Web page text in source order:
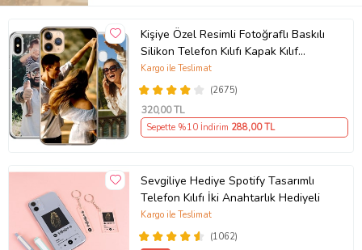
Kişiye Özel Resimli Fotoğraflı Baskılı
Silikon Telefon Kılıfı Kapak Kılıf
(Telefon Modelleri Açıklamada)
(2675)
Kargo ile Teslimat
320,00 TL
Sepette %10 İndirim 288,00 TL
Sevgiliye Hediye Spotify Tasarımlı
Telefon Kılıfı İki Anahtarlık Hediyeli
(1062)
Kargo ile Teslimat